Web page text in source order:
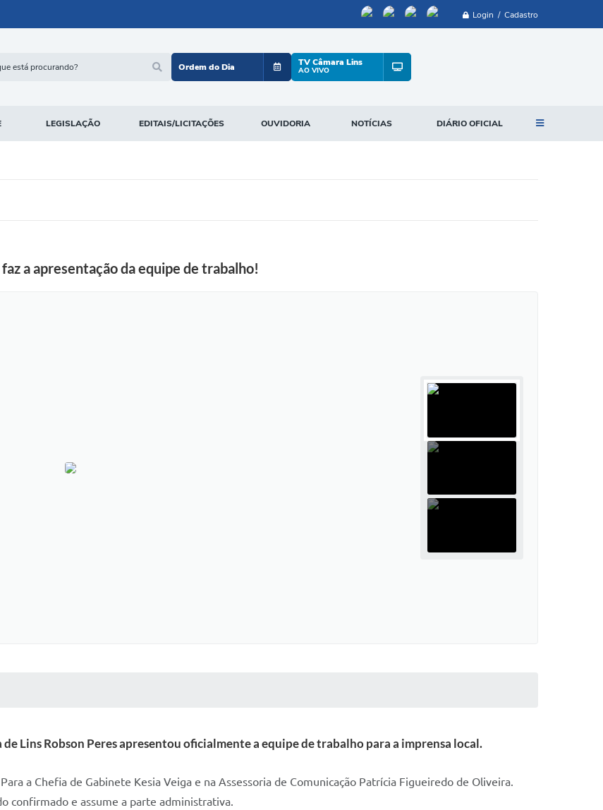
Login / Cadastro
Ordem do Dia TV Câmara Lins
AO VIVO
LEGISLAÇÃO EDITAIS/LICITAÇÕES OUVIDORIA NOTÍCIAS DIÁRIO OFICIAL
a apresentação da equipe de trabalho!
de Lins Robson Peres apresentou oficialmente a equipe de trabalho para a imprensa local.
a Chefia de Gabinete Kesia Veiga e na Assessoria de Comunicação Patrícia Figueiredo de Oliveira.
confirmado e assume a parte administrativa.